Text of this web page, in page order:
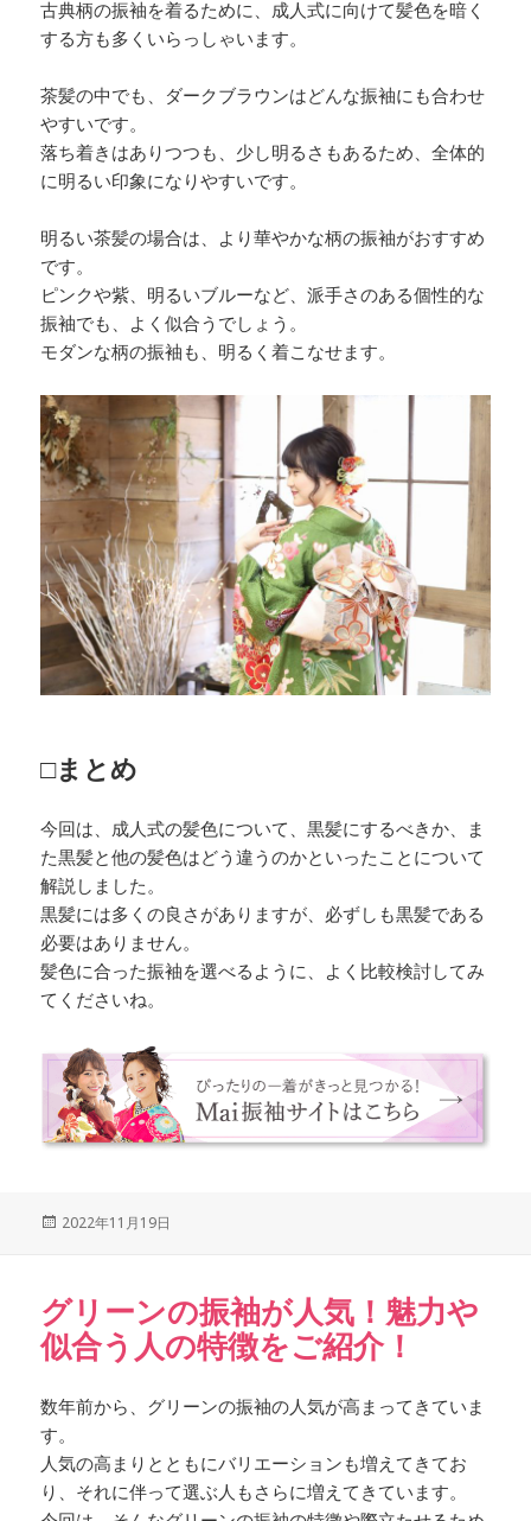
古典柄の振袖を着るために、成人式に向けて髪色を暗く
する方も多くいらっしゃいます。
茶髪の中でも、ダークブラウンはどんな振袖にも合わせ
やすいです。
落ち着きはありつつも、少し明るさもあるため、全体的
に明るい印象になりやすいです。
明るい茶髪の場合は、より華やかな柄の振袖がおすすめ
です。
ピンクや紫、明るいブルーなど、派手さのある個性的な
振袖でも、よく似合うでしょう。
モダンな柄の振袖も、明るく着こなせます。
□まとめ
今回は、成人式の髪色について、黒髪にするべきか、ま
た黒髪と他の髪色はどう違うのかといったことについて
解説しました。
黒髪には多くの良さがありますが、必ずしも黒髪である
必要はありません。
髪色に合った振袖を選べるように、よく比較検討してみ
てくださいね。
Posted
2022年11月19日
グリーンの振袖が人気！魅力や
似合う人の特徴をご紹介！
数年前から、グリーンの振袖の人気が高まってきていま
す。
人気の高まりとともにバリエーションも増えてきてお
り、それに伴って選ぶ人もさらに増えてきています。